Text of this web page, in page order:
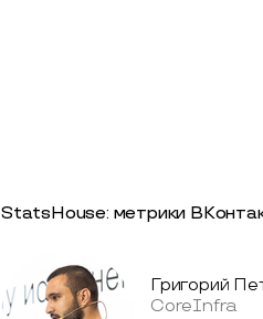
StatsHouse: метрики
Григорий
CoreInfra